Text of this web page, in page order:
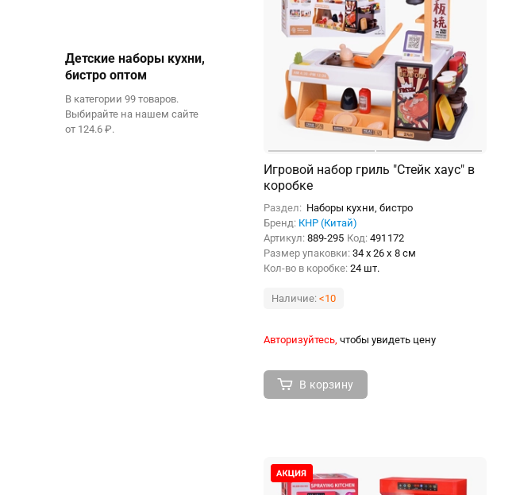
Детские наборы кухни,
бистро оптом
В категории 99 товаров.
Выбирайте на нашем сайте
от 124.6 ₽.
Игровой набор гриль "Стейк хаус" в
коробке
Раздел: Наборы кухни, бистро
Бренд: КНР (Китай)
Артикул: 889-295 Код:491172
Размер упаковки: 34 x 26 x 8 см
Кол-во в коробке: 24 шт.
Наличие: <10
Авторизуйтесь, чтобы увидеть цену
В корзину